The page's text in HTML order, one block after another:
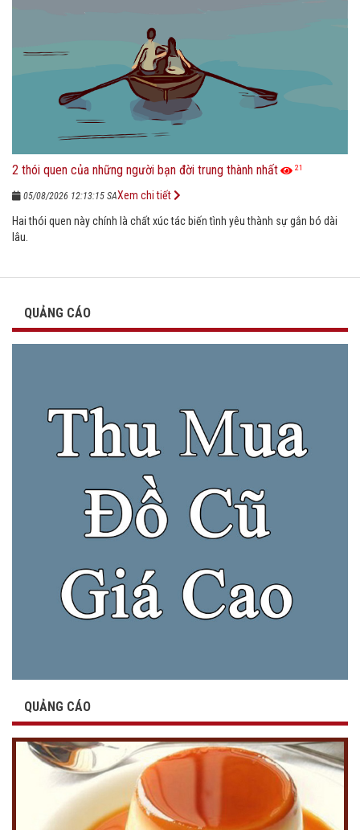
2 thói quen của những người bạn đời trung thành nhất 21
05/08/2026 12:13:15 SA
Hai thói quen này chính là chất xúc tác biến tình yêu thành sự gắn bó dài
lâu.
Xem chi tiết
QUẢNG CÁO
QUẢNG CÁO